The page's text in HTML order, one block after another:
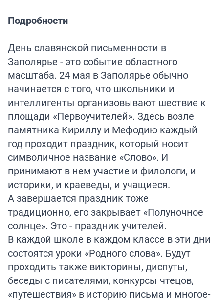
Подробности
День славянской письменности в
Заполярье - это событие областного
масштаба. 24 мая в Заполярье обычно
начинается с того, что школьники и
интеллигенты организовывают шествие к
площади «Первоучителей». Здесь возле
памятника Кириллу и Мефодию каждый
год проходит праздник, который носит
символичное название «Слово». И
принимают в нем участие и филологи, и
историки, и краеведы, и учащиеся.
А завершается праздник тоже
традиционно, его закрывает «Полуночное
солнце». Это - праздник учителей.
В каждой школе в каждом классе в эти дни
состоятся уроки «Родного слова». Будут
проходить также викторины, диспуты,
беседы с писателями, конкурсы чтецов,
«путешествия» в историю письма и многое-